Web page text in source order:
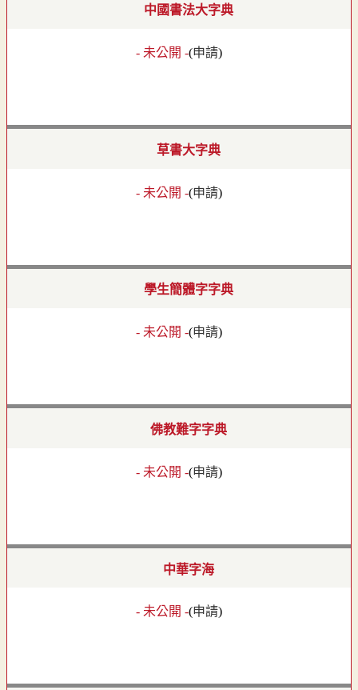
中國書法大字典
- 未公開 -(申請)
草書大字典
- 未公開 -(申請)
學生簡體字字典
- 未公開 -(申請)
佛教難字字典
- 未公開 -(申請)
中華字海
- 未公開 -(申請)